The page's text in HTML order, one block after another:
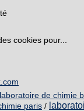
cookies pour...
laboratoire de chimie
paris /